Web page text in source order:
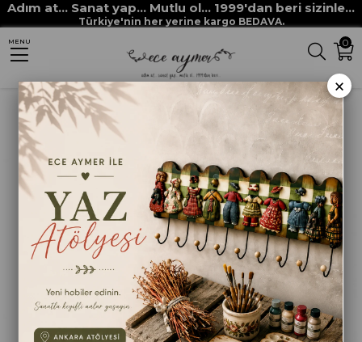
Adım at... Sanat yap... Mutlu ol... 1999'dan beri sizinle...
Türkiye'nin her yerine kargo BEDAVA.
0
MENU
Anasayfa HOBİ MALZEMELERİ Kırtasiye EKOSE DESENLİ BÜYÜK MAKAS
×